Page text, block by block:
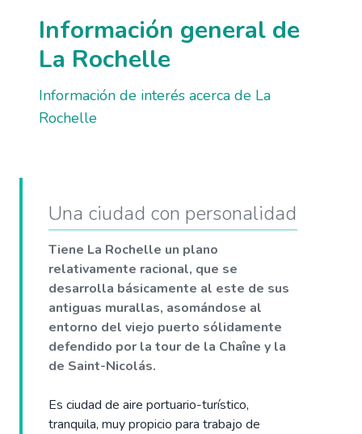
Información general de
La Rochelle
Información de interés acerca de La
Rochelle
Una ciudad con personalidad
Tiene La Rochelle un plano
relativamente racional, que se
desarrolla básicamente al este de sus
antiguas murallas, asomándose al
entorno del viejo puerto sólidamente
defendido por la tour de la Chaîne y la
de Saint-Nicolás.
Es ciudad de aire portuario-turístico,
tranquila, muy propicio para trabajo de